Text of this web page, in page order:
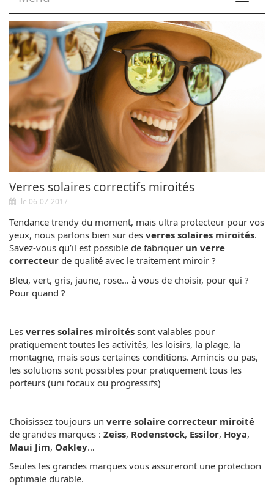
Verres solaires correctifs miroités
le 06-07-2017
Tendance trendy du moment, mais ultra protecteur pour vos
yeux, nous parlons bien sur des verres solaires miroités.
Savez-vous qu’il est possible de fabriquer un verre
correcteur de qualité avec le traitement miroir ?
Bleu, vert, gris, jaune, rose… à vous de choisir, pour qui ?
Pour quand ?
Les verres solaires miroités sont valables pour
pratiquement toutes les activités, les loisirs, la plage, la
montagne, mais sous certaines conditions. Amincis ou pas,
les solutions sont possibles pour pratiquement tous les
porteurs (uni focaux ou progressifs)
Choisissez toujours un verre solaire correcteur miroité
de grandes marques : Zeiss, Rodenstock, Essilor, Hoya,
Maui Jim, Oakley…
Seules les grandes marques vous assureront une protection
optimale durable.